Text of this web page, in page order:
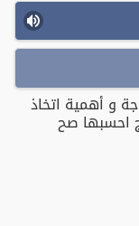
و أهمية اتخاذ
احسبها صح